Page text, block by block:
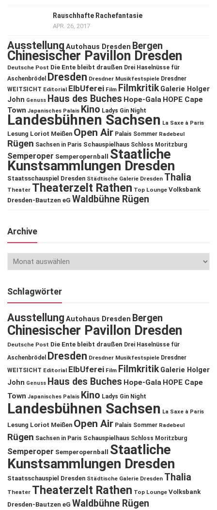
Rauschhafte Rachefantasie
APR. 26, 2017
Ausstellung Autohaus Dresden Bergen
Chinesischer Pavillon Dresden
Deutsche Post Die Ente bleibt draußen Drei Haselnüsse für
Aschenbrödel
Dresden Dresdner Musikfestspiele Dresdner
WEITSICHT Editorial ElbUferei Film Filmkritik Galerie Holger
John Genuss Haus des Buches Hope-Gala HOPE Cape
Town Japanisches Palais Kino Ladys Gin Night
Landesbühnen Sachsen La Saxe à Paris
Lesung Loriot Meißen Open Air Palais Sommer Radebeul
Rügen Sachsen in Paris Schauspielhaus Schloss Moritzburg
Semperoper Semperopernball Staatliche
Kunstsammlungen Dresden
Staatsschauspiel Dresden Städtische Galerie Dresden Thalia
Theater Theaterzelt Rathen Top Lounge Volksbank
Dresden-Bautzen eG Waldbühne Rügen
Archive
Schlagwörter
Ausstellung Autohaus Dresden Bergen
Chinesischer Pavillon Dresden
Deutsche Post Die Ente bleibt draußen Drei Haselnüsse für
Aschenbrödel
Dresden Dresdner Musikfestspiele Dresdner
WEITSICHT Editorial ElbUferei Film Filmkritik Galerie Holger
John Genuss Haus des Buches Hope-Gala HOPE Cape
Town Japanisches Palais Kino Ladys Gin Night
Landesbühnen Sachsen La Saxe à Paris
Lesung Loriot Meißen Open Air Palais Sommer Radebeul
Rügen Sachsen in Paris Schauspielhaus Schloss Moritzburg
Semperoper Semperopernball
Staatliche
Kunstsammlungen Dresden
Staatsschauspiel Dresden Städtische Galerie Dresden Thalia
Theater Theaterzelt Rathen Top Lounge Volksbank
Dresden-Bautzen eG Waldbühne Rügen